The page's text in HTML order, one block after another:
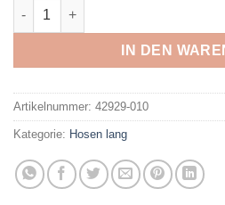
VAUDE - Me Mineo Winter Pants
IN DEN
Artikelnummer: 42929-010
Kategorie: Hosen lang